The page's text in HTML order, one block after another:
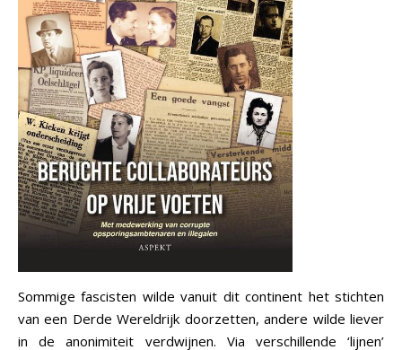
Sommige fascisten wilde vanuit dit continent het stichten
van een Derde Wereldrijk doorzetten, andere wilde liever
in de anonimiteit verdwijnen. Via verschillende ‘lijnen’